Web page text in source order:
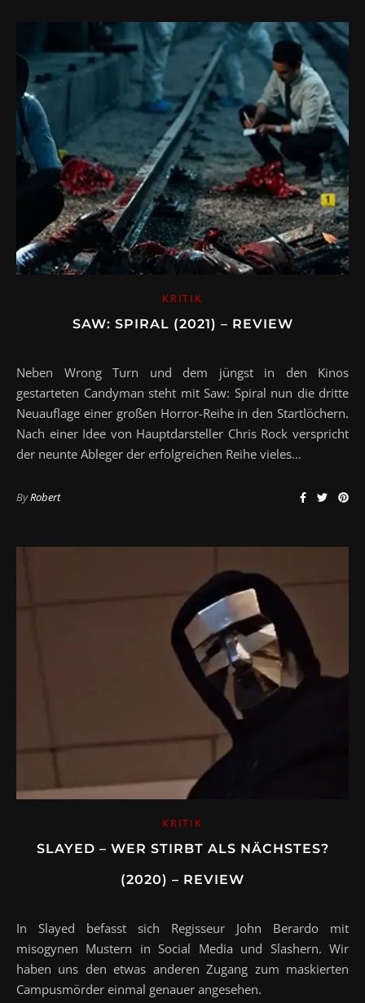
KRITIK
SAW: SPIRAL (2021) – REVIEW
Neben Wrong Turn und dem jüngst in den Kinos
gestarteten Candyman steht mit Saw: Spiral nun die dritte
Neuauflage einer großen Horror-Reihe in den Startlöchern.
Nach einer Idee von Hauptdarsteller Chris Rock verspricht
der neunte Ableger der erfolgreichen Reihe vieles…
ByRobert
KRITIK
SLAYED – WER STIRBT ALS NÄCHSTES?
(2020) – REVIEW
In Slayed befasst sich Regisseur John Berardo mit
misogynen Mustern in Social Media und Slashern. Wir
haben uns den etwas anderen Zugang zum maskierten
Campusmörder einmal genauer angesehen.